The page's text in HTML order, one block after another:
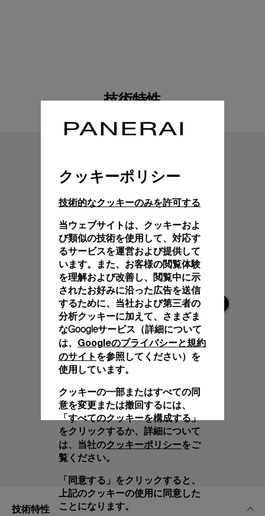
技術特性
技術特性
クッキーポリシー
技術的なクッキーのみを許可する
当ウェブサイトは、クッキーおよ
び類似の技術を使用して、対応す
るサービスを運営および提供して
います。また、お客様の閲覧体験
を理解および改善し、閲覧中に示
されたお好みに沿った広告を送信
するために、当社および第三者の
分析クッキーに加えて、さまざま
なGoogleサービス（詳細について
は、 Googleのプライバシーと規約
のサイト を参照してください）を
使用しています。
クッキーの一部またはすべての同
意を変更または撤回するには、
「すべてのクッキーを構成する」
をクリックするか、詳細について
は、当社のクッキーポリシーをご
覧ください。
「同意する」をクリックすると、
上記のクッキーの使用に同意した
ことになります。